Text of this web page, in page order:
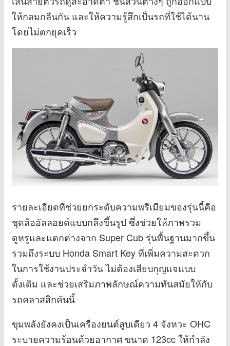
ให้กลมกลืนกัน และให้ความรู้สึกเป็นรถที่ใช้ได้นาน
โดยไม่ตกยุคเร็ว
รายละเอียดที่ช่วยยกระดับความพรีเมียมของรุ่นนี้คือ
ชุดล้ออัลลอยด์แบบกลึงขึ้นรูป ซึ่งช่วยให้ภาพรวม
ดูหรูและแตกต่างจาก Super Cub รุ่นพื้นฐานมากขึ้น
รวมถึงระบบ Honda Smart Key ที่เพิ่มความสะดวก
ในการใช้งานประจำวัน ไม่ต้องเสียบกุญแจแบบ
ดั้งเดิม และช่วยเสริมภาพลักษณ์ความทันสมัยให้กับ
รถคลาสสิกคันนี้
ขุมพลังยังคงเป็นเครื่องยนต์สูบเดียว 4 จังหวะ OHC
ระบายความร้อนด้วยอากาศ ขนาด 123cc ให้กำลัง